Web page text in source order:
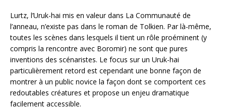
Lurtz, l’Uruk-hai mis en valeur dans La Communauté de
l’anneau, n’existe pas dans le roman de Tolkien. Par là-même,
toutes les scènes dans lesquels il tient un rôle proéminent (y
compris la rencontre avec Boromir) ne sont que pures
inventions des scénaristes. Le focus sur un Uruk-hai
particulièrement retord est cependant une bonne façon de
montrer à un public novice la façon dont se comportent ces
redoutables créatures et propose un enjeu dramatique
facilement accessible.